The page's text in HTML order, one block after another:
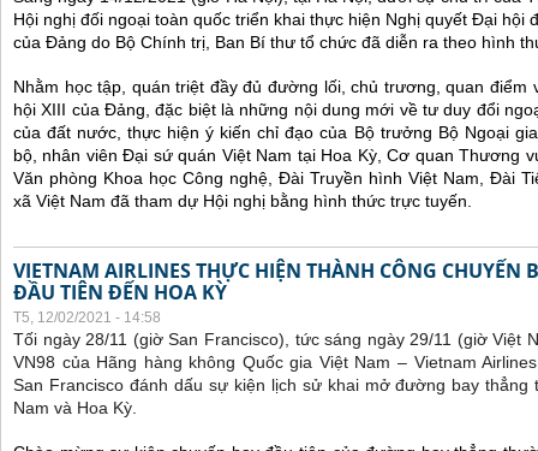
Hội nghị đối ngoại toàn quốc triển khai thực hiện Nghị quyết Đại hội
của Đảng do Bộ Chính trị, Ban Bí thư tổ chức đã diễn ra theo hình
Nhằm học tập, quán triệt đầy đủ đường lối, chủ trương, quan điểm
hội XIII của Đảng, đặc biệt là những nội dung mới về tư duy đổi
của đất nước, thực hiện ý kiến chỉ đạo của Bộ trưởng Bộ Ngoại
bộ, nhân viên Đại sứ quán Việt Nam tại Hoa Kỳ, Cơ quan Thương
Văn phòng Khoa học Công nghệ, Đài Truyền hình Việt Nam, Đài
xã Việt Nam đã tham dự Hội nghị bằng hình thức trực tuyến.
VIETNAM AIRLINES THỰC HIỆN THÀNH CÔNG CHUYẾN
ĐẦU TIÊN ĐẾN HOA KỲ
T5, 12/02/2021 - 14:58
Tối ngày 28/11 (giờ San Francisco), tức sáng ngày 29/11 (giờ Việt
VN98 của Hãng hàng không Quốc gia Việt Nam – Vietnam
San Francisco đánh dấu sự kiện lịch sử khai mở đường bay
Nam và Hoa Kỳ.